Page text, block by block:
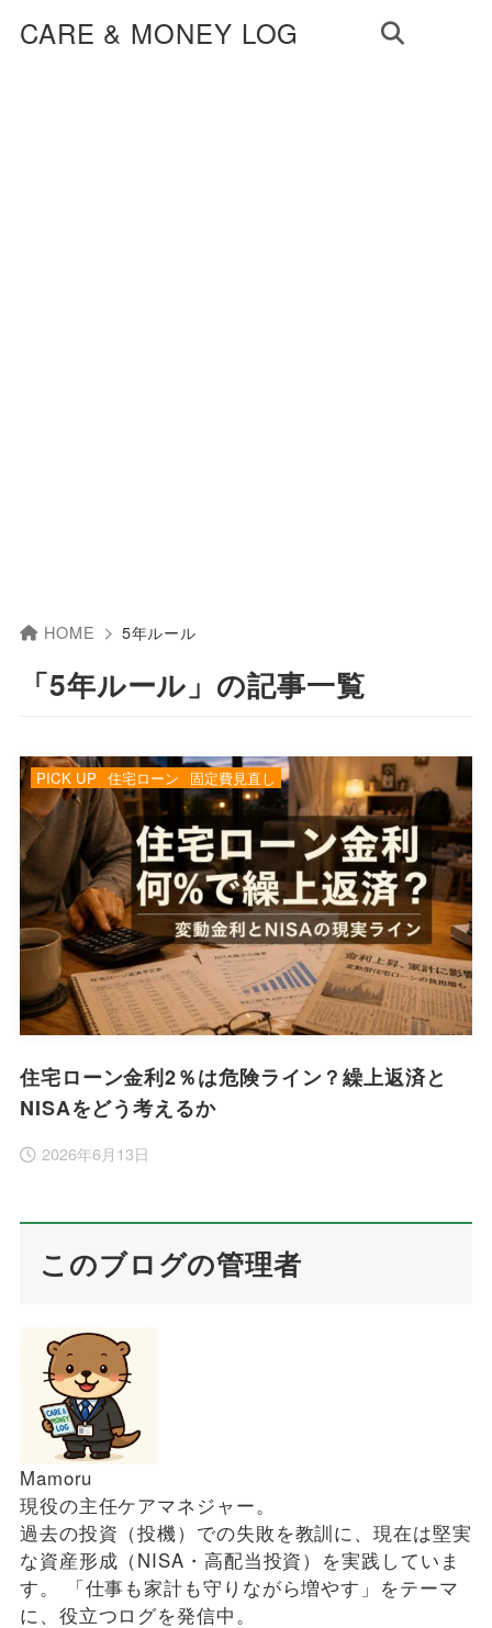
CARE & MONEY LOG
HOME 5年ルール
「5年ルール」の記事一覧
住宅ローン金利2％は危険ライン？繰上返済と
NISAをどう考えるか
2026年6月13日
PICK UP 住宅ローン 固定費見直し
このブログの管理者
Mamoru
現役の主任ケアマネジャー。
過去の投資（投機）での失敗を教訓に、現在は堅実
な資産形成（NISA・高配当投資）を実践していま
す。 「仕事も家計も守りながら増やす」をテーマ
に、役立つログを発信中。